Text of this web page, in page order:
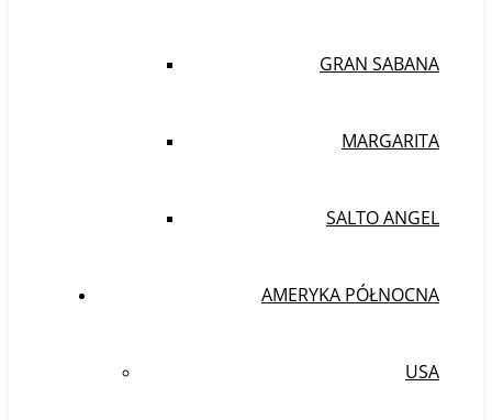
GRAN SABANA
MARGARITA
SALTO ANGEL
AMERYKA PÓŁNOCNA
USA